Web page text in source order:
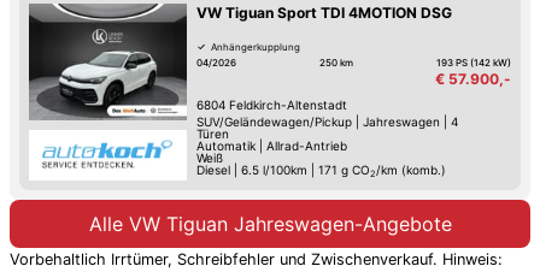
VW Tiguan Sport TDI 4MOTION DSG
Anhängerkupplung
04/2026
250 km 193 PS (142 kW)
€ 57.900,-
6804 Feldkirch-Altenstadt
SUV/Geländewagen/Pickup| Jahreswagen
4
Türen
Automatik| Allrad-Antrieb
Weiß
Diesel
6.5 l/100km 171 g CO2 /km (komb.)
Alle VW Tiguan Jahreswagen-Angebote
Vorbehaltlich Irrtümer, Schreibfehler und Zwischenverkauf. Hinweis: